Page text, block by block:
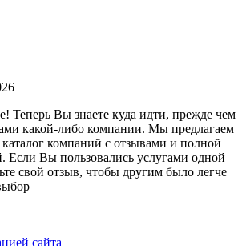
Теперь Вы знаете куда идти, прежде чем
какой-либо компании. Мы предлагаем
компаний с отзывами и полной
Если Вы пользовались услугами одной
свой отзыв, чтобы другим было легче
сайта